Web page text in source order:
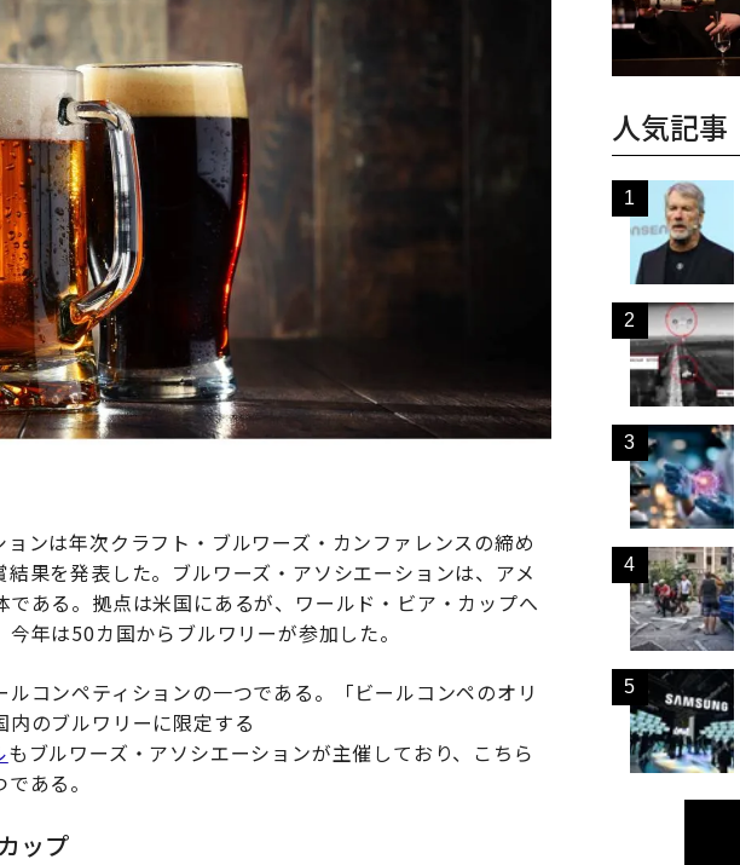
ンは年次クラフト・ブルワーズ・カンファレンスの締め
果を発表した。ブルワーズ・アソシエーションは、アメ
ある。拠点は米国にあるが、ワールド・ビア・カップへ
年は50カ国からブルワリーが参加した。
コンペティションの一つである。「ビールコンペのオリ
のブルワリーに限定する
もブルワーズ・アソシエーションが主催しており、こちら
ある。
ップ
人気記事